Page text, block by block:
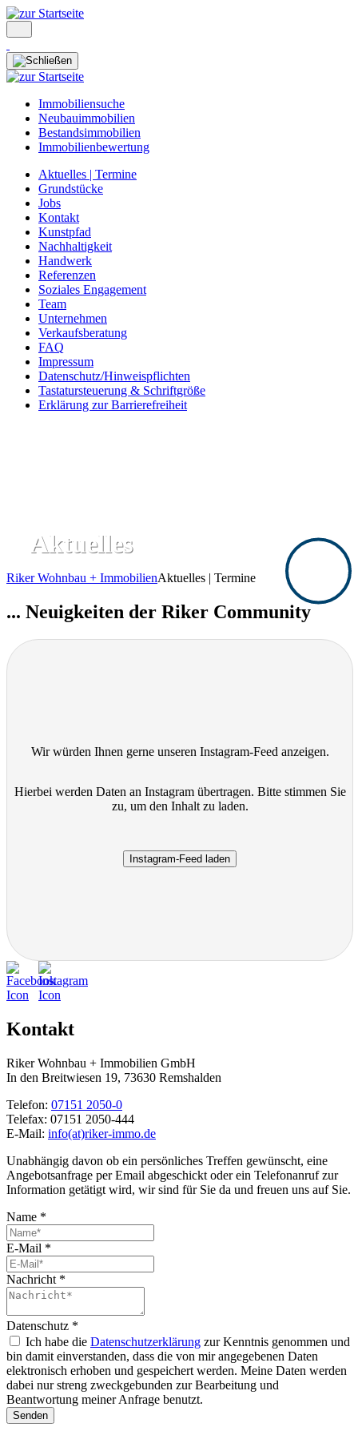
Immobiliensuche
Neubauimmobilien
Bestandsimmobilien
Immobilienbewertung
Aktuelles | Termine
Grundstücke
Jobs
Kontakt
Kunstpfad
Nachhaltigkeit
Handwerk
Referenzen
Soziales Engagement
Team
Unternehmen
Verkaufsberatung
FAQ
Impressum
Datenschutz/Hinweispflichten
Tastatursteuerung & Schriftgröße
Erklärung zur Barrierefreiheit
Aktuelles
Riker Wohnbau + ImmobilienAktuelles | Termine
... Neuigkeiten der Riker Community
Wir würden Ihnen gerne unseren Instagram-Feed anzeigen.
Hierbei werden Daten an Instagram übertragen. Bitte stimmen Sie
zu, um den Inhalt zu laden.
Instagram-Feed laden
Kontakt
Riker Wohnbau + Immobilien GmbH
In den Breitwiesen 19, 73630 Remshalden
Telefon: 07151 2050-0
Telefax: 07151 2050-444
E-Mail: info(at)riker-immo.de
Unabhängig davon ob ein persönliches Treffen gewünscht, eine
Angebotsanfrage per Email abgeschickt oder ein Telefonanruf zur
Information getätigt wird, wir sind für Sie da und freuen uns auf Sie.
Name *
E-Mail *
Nachricht *
Datenschutz *
Ich habe die Datenschutzerklärung zur Kenntnis genommen und
bin damit einverstanden, dass die von mir angegebenen Daten
elektronisch erhoben und gespeichert werden. Meine Daten werden
dabei nur streng zweckgebunden zur Bearbeitung und
Beantwortung meiner Anfrage benutzt.
Senden